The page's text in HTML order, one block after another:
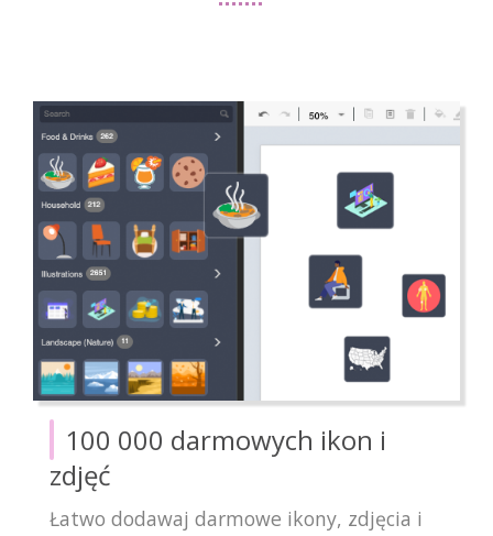
100 000 darmowych ikon i
zdjęć
Łatwo dodawaj darmowe ikony, zdjęcia i